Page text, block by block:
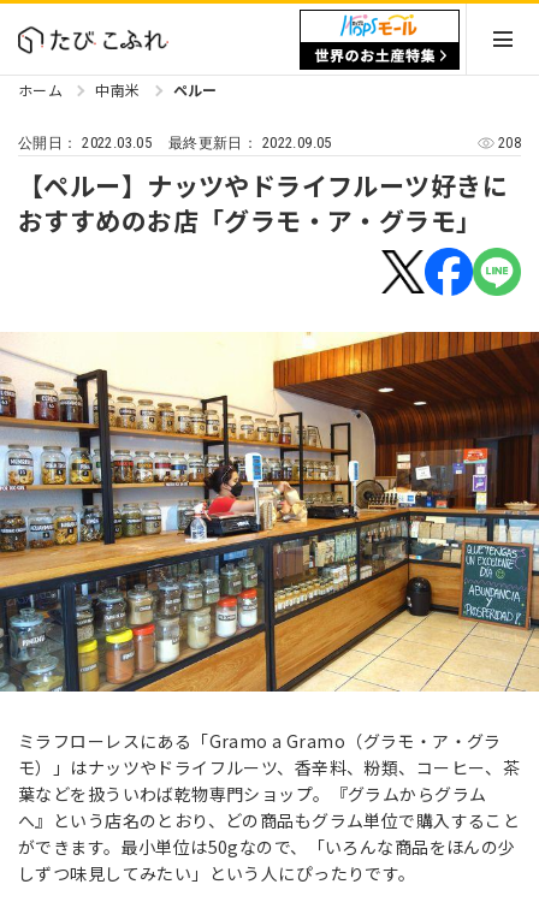
ホーム 中南米 ペルー
公開日：2022.03.05 最終更新日： 2022.09.05 208
【ペルー】ナッツやドライフルーツ好きに
おすすめのお店「グラモ・ア・グラモ」
ミラフローレスにある「Gramo a Gramo（グラモ・ア・グラ
モ）」はナッツやドライフルーツ、香辛料、粉類、コーヒー、茶
葉などを扱ういわば乾物専門ショップ。『グラムからグラム
へ』という店名のとおり、どの商品もグラム単位で購入すること
ができます。最小単位は50gなので、「いろんな商品をほんの少
しずつ味見してみたい」という人にぴったりです。